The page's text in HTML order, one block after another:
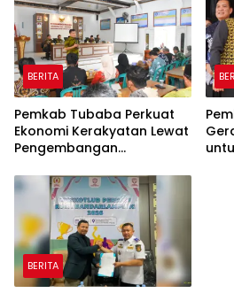
BERITA
Pemkab Tubaba Perkuat
Ekonomi Kerakyatan Lewat
Pengembangan
Penyaluran KUR
BERITA